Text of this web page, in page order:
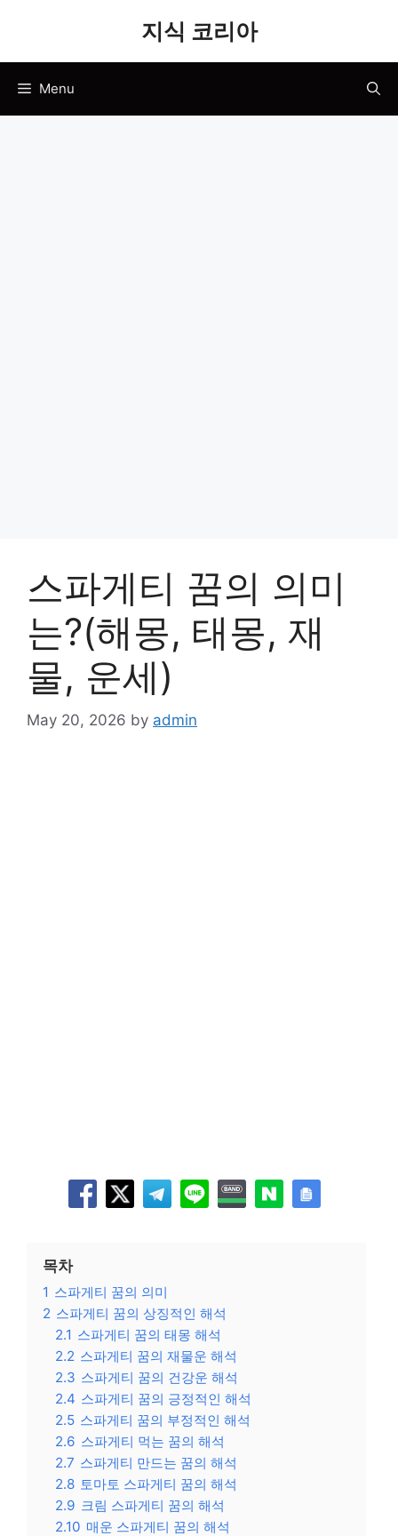
지식 코리아
Menu
스파게티 꿈의 의미
는?(해몽, 태몽, 재
물, 운세)
May 20, 2026 by admin
목차
1 스파게티 꿈의 의미
2 스파게티 꿈의 상징적인 해석
2.1 스파게티 꿈의 태몽 해석
2.2 스파게티 꿈의 재물운 해석
2.3 스파게티 꿈의 건강운 해석
2.4 스파게티 꿈의 긍정적인 해석
2.5 스파게티 꿈의 부정적인 해석
2.6 스파게티 먹는 꿈의 해석
2.7 스파게티 만드는 꿈의 해석
2.8 토마토 스파게티 꿈의 해석
2.9 크림 스파게티 꿈의 해석
2.10 매운 스파게티 꿈의 해석